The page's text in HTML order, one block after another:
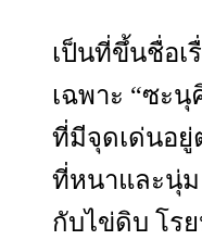
เป็นที่ขึ้นชื่อเ
เฉพาะ “ซะนุ
ที่มีจุดเด่นอยู่
ที่หนาและนุ่ม
กับไข่ดิบ โร